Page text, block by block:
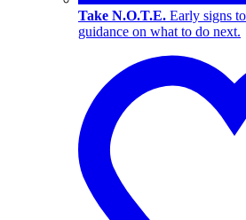
Take N.O.T.E. Early signs
guidance on what to do next.